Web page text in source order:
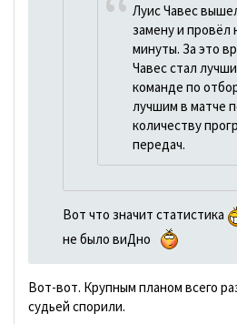
Луис Чавес
замену и провёл
минуты. За это
Чавес стал
команде по
лучшим в матче
количеству
передач.
Вот что значит статистика
не было виДно
Вот-вот. Крупным планом всего
судьей спорили.